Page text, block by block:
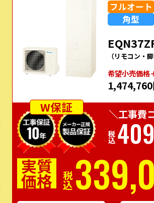
フルオート
角型
（リモコン・
希望⼩売価格
W保証
＼工事費
税込
実質
価格 税込